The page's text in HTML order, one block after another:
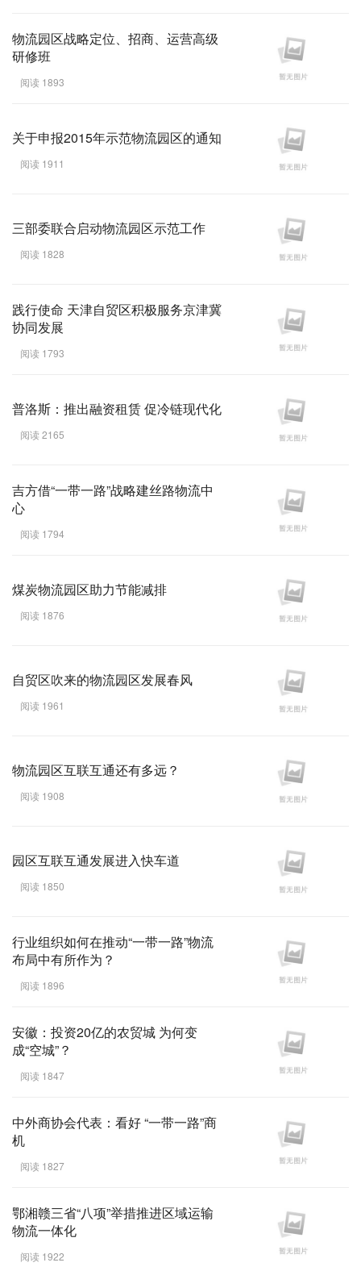
物流园区战略定位、招商、运营高级
研修班
阅读 1893
关于申报2015年示范物流园区的通知
阅读 1911
三部委联合启动物流园区示范工作
阅读 1828
践行使命 天津自贸区积极服务京津冀
协同发展
阅读 1793
普洛斯：推出融资租赁 促冷链现代化
阅读 2165
吉方借“一带一路”战略建丝路物流中
心
阅读 1794
煤炭物流园区助力节能减排
阅读 1876
自贸区吹来的物流园区发展春风
阅读 1961
物流园区互联互通还有多远？
阅读 1908
园区互联互通发展进入快车道
阅读 1850
行业组织如何在推动“一带一路”物流
布局中有所作为？
阅读 1896
安徽：投资20亿的农贸城 为何变
成“空城”？
阅读 1847
中外商协会代表：看好 “一带一路”商
机
阅读 1827
鄂湘赣三省“八项”举措推进区域运输
物流一体化
阅读 1922